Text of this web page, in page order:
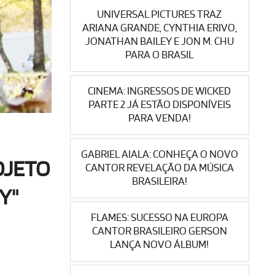
UNIVERSAL PICTURES TRAZ
ARIANA GRANDE, CYNTHIA ERIVO,
JONATHAN BAILEY E JON M. CHU
PARA O BRASIL
CINEMA: INGRESSOS DE WICKED
PARTE 2 JÁ ESTÃO DISPONÍVEIS
PARA VENDA!
GABRIEL AIALA: CONHEÇA O NOVO
CANTOR REVELAÇÃO DA MÚSICA
BRASILEIRA!
FLAMES: SUCESSO NA EUROPA
CANTOR BRASILEIRO GERSON
LANÇA NOVO ÁLBUM!